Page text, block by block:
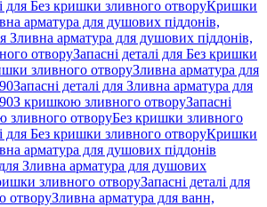
для Без кришки зливного отворуКришки
арматура для душових піддонів,
Зливна арматура для душових піддонів,
отворуЗапасні деталі для Без кришки
зливного отворуЗливна арматура для
Запасні деталі для Зливна арматура для
З кришкою зливного отворуЗапасні
зливного отворуБез кришки зливного
для Без кришки зливного отворуКришки
арматура для душових піддонів
для Зливна арматура для душових
зливного отворуЗапасні деталі для
отворуЗливна арматура для ванн,